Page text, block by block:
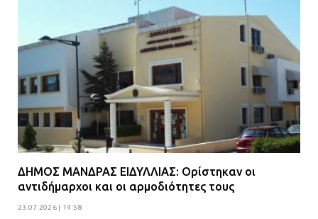
ΔΗΜΟΣ ΜΑΝΔΡΑΣ ΕΙΔΥΛΛΙΑΣ: Ορίστηκαν οι
αντιδήμαρχοι και οι αρμοδιότητες τους
23.07.2026 | 14:58